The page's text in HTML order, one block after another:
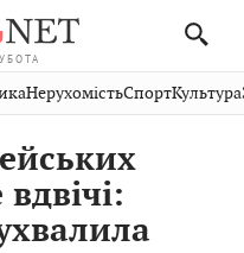
Публікації
Авто СловкоКультура
Кіно Дім СпортКраєзнавство
ФотоОсвітаНерухомість
тварини
НерухомістьСпортКультура